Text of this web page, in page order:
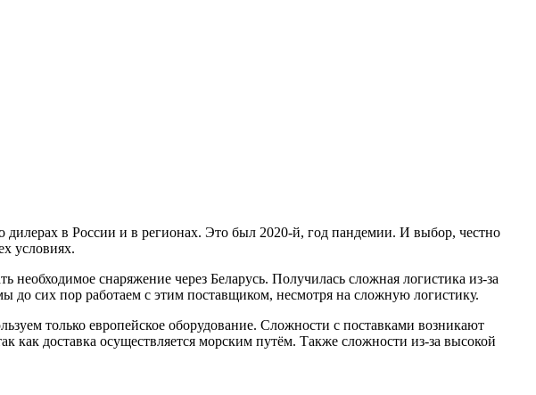
в России и в регионах. Это был 2020-й, год пандемии. И выбор, честно
условиях.
снаряжение через Беларусь. Получилась сложная логистика из-за
сих пор работаем с этим поставщиком, несмотря на сложную логистику.
только европейское оборудование. Сложности с поставками возникают
как доставка осуществляется морским путём. Также сложности из-за высокой